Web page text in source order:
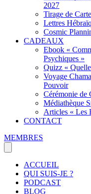
2027
Tirage de
Lettres
Cosmic
CADEAUX
Ebook «
Psychiques »
Quizz «
Voyage
Pouvoir
Cérémonie de
Médiathèque
Articles « Les
CONTACT
MEMBRES
ACCUEIL
QUI SUIS-JE ?
PODCAST
BLOG